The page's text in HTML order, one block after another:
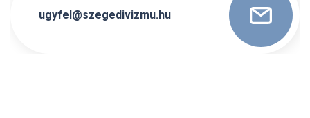
ugyfel@szegedivizmu.hu